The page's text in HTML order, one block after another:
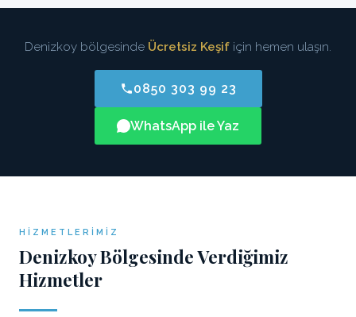
Denizkoy bölgesinde Ücretsiz Keşif için hemen ulaşın.
0850 303 99 23
WhatsApp ile Yaz
HIZMETLERIMIZ
Denizkoy Bölgesinde Verdiğimiz
Hizmetler